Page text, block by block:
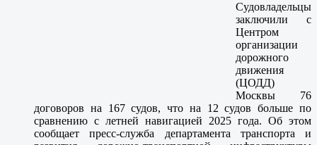
Судовладельцы
заключили с
Центром
организации
дорожного
движения
(ЦОДД)
Москвы 76
договоров на 167 судов, что на 12 судов больше по
сравнению с летней навигацией 2025 года. Об этом
сообщает пресс-служба департамента транспорта и